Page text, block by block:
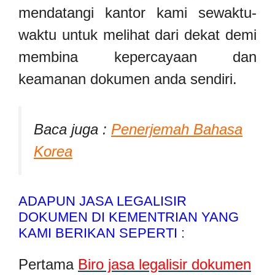
mendatangi kantor kami sewaktu-
waktu untuk melihat dari dekat demi
membina kepercayaan dan
keamanan dokumen anda sendiri.
Baca juga : Penerjemah Bahasa
Korea
ADAPUN JASA LEGALISIR
DOKUMEN DI KEMENTRIAN YANG
KAMI BERIKAN SEPERTI :
Pertama Biro jasa legalisir dokumen